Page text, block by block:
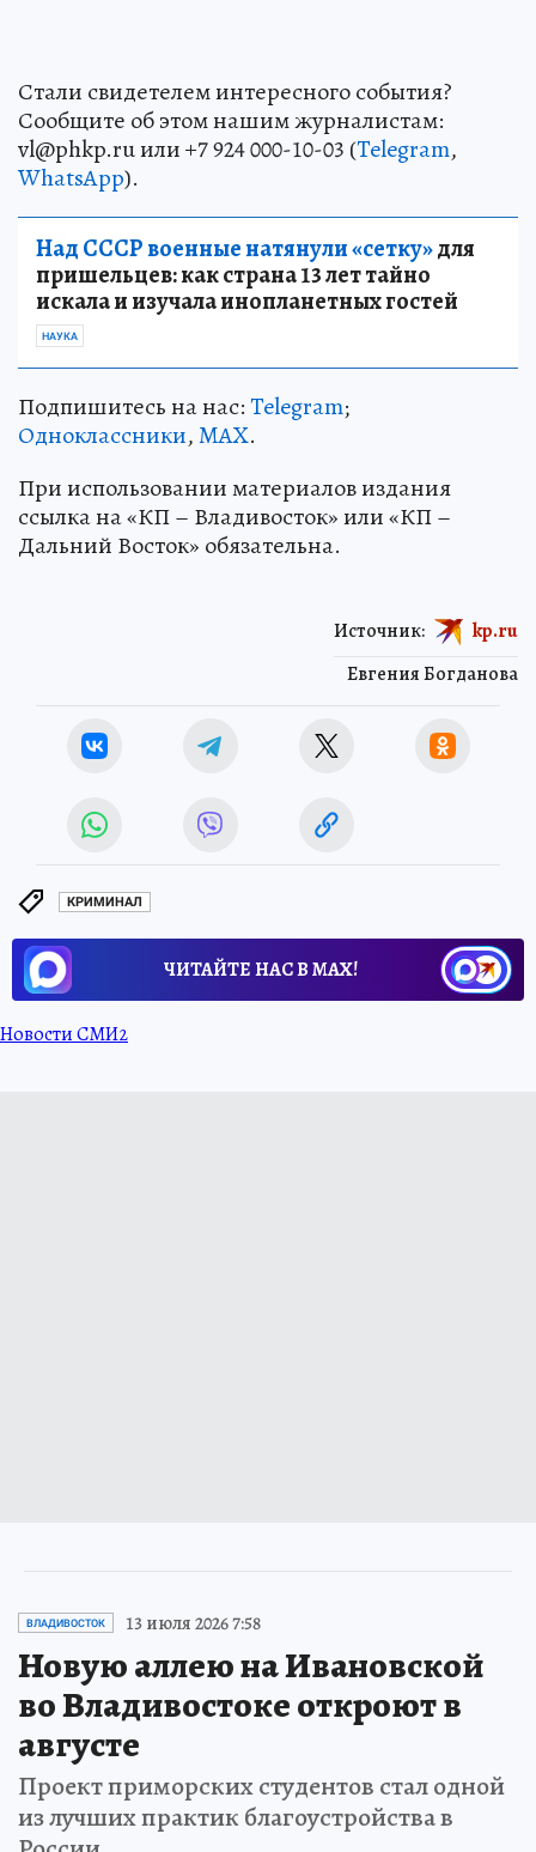
Стали свидетелем интересного события?
Сообщите об этом нашим журналистам:
vl@phkp.ru или +7 924 000-10-03 (Telegram,
WhatsApp).
Над СССР военные натянули «сетку»для
пришельцев: как страна 13 лет тайно
искала и изучала инопланетных гостей
НАУКА
Подпишитесь на нас:Telegram;
Одноклассники,MAX.
При использовании материалов издания
ссылка на «КП – Владивосток» или «КП –
Дальний Восток» обязательна.
Евгения Богданова
Источник: kp.ru
КРИМИНАЛ
ЧИТАЙТЕ НАС В МАХ!
Новости СМИ2
ВЛАДИВОСТОК 13 июля 2026 7:58
Новую аллею на Ивановской
во Владивостоке откроют в
августе
Проект приморских студентов стал одной
из лучших практик благоустройства в